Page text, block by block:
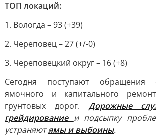
ТОП локаций:
1. Вологда – 93 (+39)
2. Череповец – 27 (+/-0)
3. Череповецкий округ – 16 (+8)
Сегодня поступают обращения
ямочного и капитального
грунтовых дорог. Дорожные
грейдирование и подсыпку
устраняютямы и выбоины.